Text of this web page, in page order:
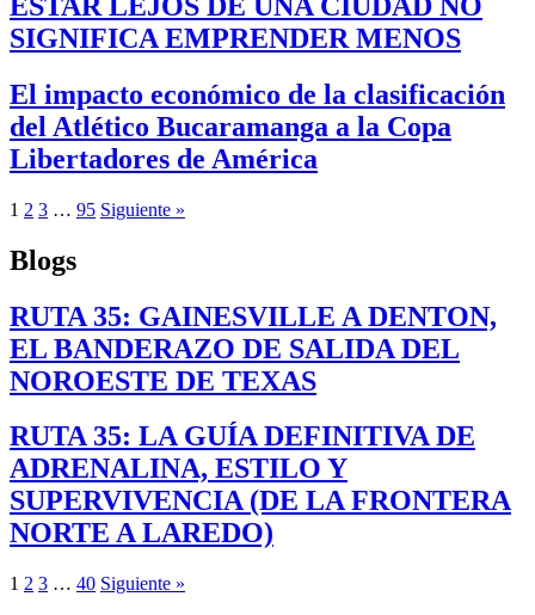
SIGNIFICA EMPRENDER MENOS
El impacto económico de la clasificación
del Atlético Bucaramanga a la Copa
Libertadores de América
1 2 3 … 95 Siguiente »
Blogs
RUTA 35: GAINESVILLE A DENTON,
EL BANDERAZO DE SALIDA DEL
NOROESTE DE TEXAS
RUTA 35: LA GUÍA DEFINITIVA DE
ADRENALINA, ESTILO Y
SUPERVIVENCIA (DE LA FRONTERA
NORTE A LAREDO)
1 2 3 … 40 Siguiente »